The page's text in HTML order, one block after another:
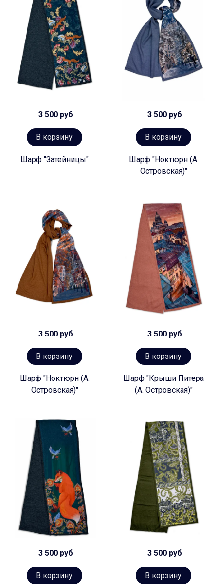
3 500 руб
В корзину
Шарф "Затейницы"
3 500 руб
В корзину
Шарф "Ноктюрн (А.
Островская)"
3 500 руб
В корзину
Шарф "Ноктюрн (А.
Островская)"
3 500 руб
В корзину
Шарф "Крыши Питера
(А. Островская)"
3 500 руб
В корзину
3 500 руб
В корзину